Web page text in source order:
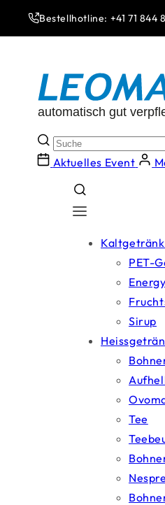
zum
Inhalt
Bestellhotline: +41 71 844
Aktuelles Event
PET-
Sirup
Tee